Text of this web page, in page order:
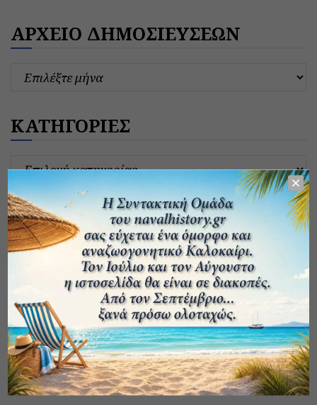
ΑΡΧΕΙΟ ΔΗΜΟΣΙΕΥΣΕΩΝ
ΚΑΤΗΓΟΡΙΕΣ